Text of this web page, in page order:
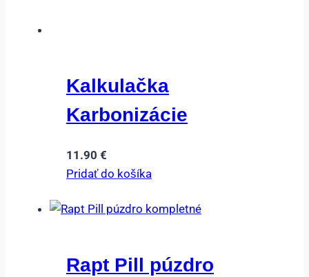
Kalkulačka
Karbonizácie
11.90 €
Pridať do košíka
Rapt Pill púzdro